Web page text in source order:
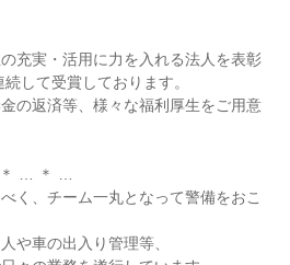
充実・活用に力を入れる法人を表彰
して受賞しております。
の返済等、様々な福利厚生をご用意
… ＊ …
く、チーム一丸となって警備をおこ
や車の出入り管理等、